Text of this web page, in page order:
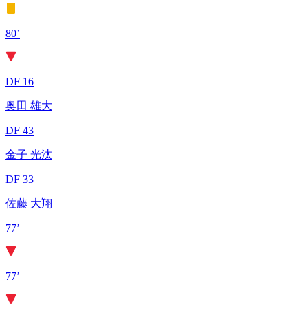
80’
DF 16
奥田 雄大
DF 43
金子 光汰
DF 33
佐藤 大翔
77’
77’